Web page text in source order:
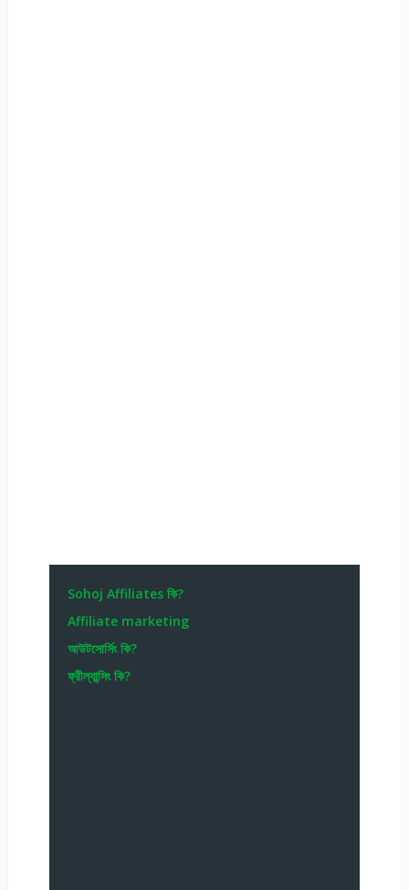
Sohoj Affiliates কি?
Affiliate marketing
আউটসোর্সিং কি?
ফ্রীল্যান্সিং কি?